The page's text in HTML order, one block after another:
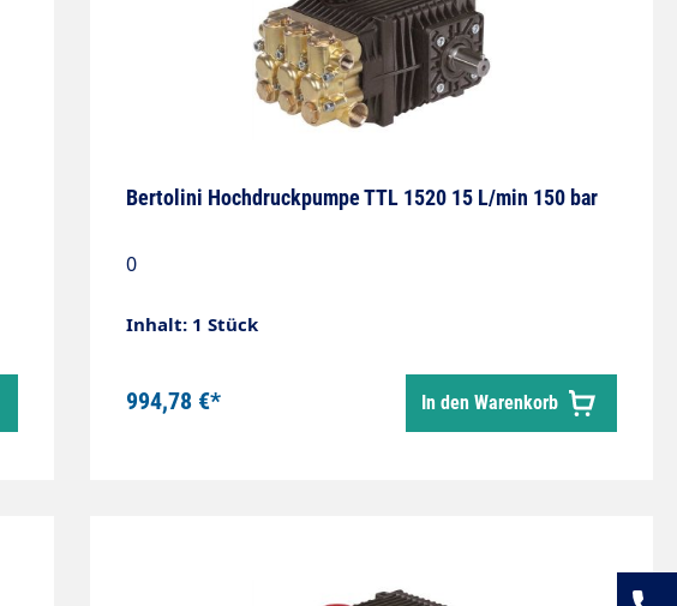
Bertolini Hochdruckpumpe TTL 1520 15 L/min 150 bar
0
Inhalt: 1 Stück
994,78 €* In den Warenkorb